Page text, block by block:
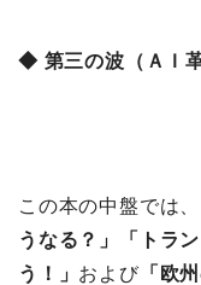
◆ 第三の波（ＡＩ
この本の中盤では、
うなる？ 」「トラ
う！」 および「欧州